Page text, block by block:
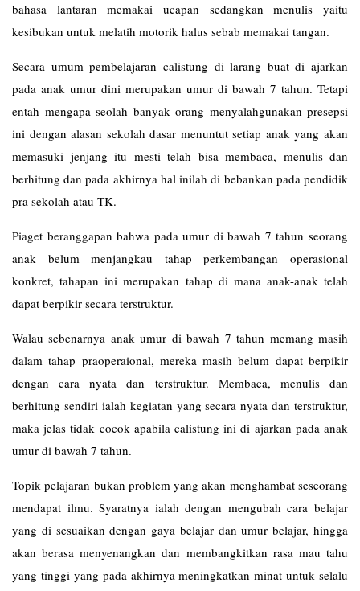
bahasa lantaran memakai ucapan sedangkan menulis yaitu
kesibukan untuk melatih motorik halus sebab memakai tangan.
Secara umum pembelajaran calistung di larang buat di ajarkan
pada anak umur dini merupakan umur di bawah 7 tahun. Tetapi
entah mengapa seolah banyak orang menyalahgunakan presepsi
ini dengan alasan sekolah dasar menuntut setiap anak yang akan
memasuki jenjang itu mesti telah bisa membaca, menulis dan
berhitung dan pada akhirnya hal inilah di bebankan pada pendidik
pra sekolah atau TK.
Piaget beranggapan bahwa pada umur di bawah 7 tahun seorang
anak belum menjangkau tahap perkembangan operasional
konkret, tahapan ini merupakan tahap di mana anak-anak telah
dapat berpikir secara terstruktur.
Walau sebenarnya anak umur di bawah 7 tahun memang masih
dalam tahap praoperaional, mereka masih belum dapat berpikir
dengan cara nyata dan terstruktur. Membaca, menulis dan
berhitung sendiri ialah kegiatan yang secara nyata dan terstruktur,
maka jelas tidak cocok apabila calistung ini di ajarkan pada anak
umur di bawah 7 tahun.
Topik pelajaran bukan problem yang akan menghambat seseorang
mendapat ilmu. Syaratnya ialah dengan mengubah cara belajar
yang di sesuaikan dengan gaya belajar dan umur belajar, hingga
akan berasa menyenangkan dan membangkitkan rasa mau tahu
yang tinggi yang pada akhirnya meningkatkan minat untuk selalu